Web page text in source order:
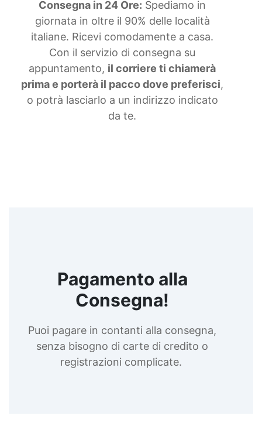
Consegna in 24 Ore: Spediamo in
giornata in oltre il 90% delle località
italiane. Ricevi comodamente a casa.
Con il servizio di consegna su
appuntamento, il corriere ti chiamerà
prima e porterà il pacco dove preferisci,
o potrà lasciarlo a un indirizzo indicato
da te.
Pagamento alla
Consegna!
Puoi pagare in contanti alla consegna,
senza bisogno di carte di credito o
registrazioni complicate.